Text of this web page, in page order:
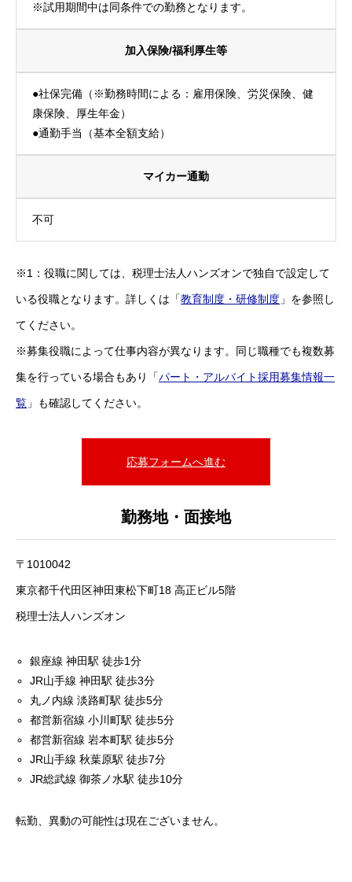
※試用期間中は同条件での勤務となります。
加入保険/福利厚生等
●社保完備（※勤務時間による：雇用保険、労災保険、健
康保険、厚生年金）
●通勤手当（基本全額支給）
マイカー通勤
不可
※1：役職に関しては、税理士法人ハンズオンで独自で設定して
いる役職となります。詳しくは「教育制度・研修制度 」を参照し
てください。
※募集役職によって仕事内容が異なります。同じ職種でも複数募
集を行っている場合もあり「パート・アルバイト採用募集情報一
覧 」も確認してください。
応募フォームへ進む
勤務地・面接地
〒1010042
東京都千代田区神田東松下町18 高正ビル5階
税理士法人ハンズオン
銀座線 神田駅 徒歩1分
JR山手線 神田駅 徒歩3分
丸ノ内線 淡路町駅 徒歩5分
都営新宿線 小川町駅 徒歩5分
都営新宿線 岩本町駅 徒歩5分
JR山手線 秋葉原駅 徒歩7分
JR総武線 御茶ノ水駅 徒歩10分
転勤、異動の可能性は現在ございません。